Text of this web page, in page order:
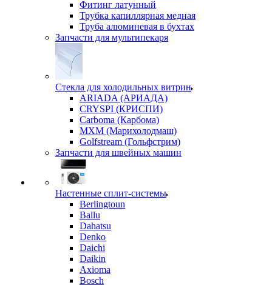
Фитинг латунный
Трубка капиллярная медная
Труба алюминевая в бухтах
Запчасти для мультипекаря
Стекла для холодильных витрин
ARIADA (АРИАДА)
CRYSPI (КРИСПИ)
Carboma (Карбома)
MXM (Марихолодмаш)
Golfstream (Гольфстрим)
Запчасти для швейных машин
Настенные сплит-системы
Berlingtoun
Ballu
Dahatsu
Denko
Daichi
Daikin
Axioma
Bosch